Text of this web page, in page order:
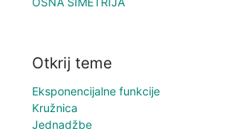
Otkrij teme
Eksponencijalne funkcije
Kružnica
Jednadžbe